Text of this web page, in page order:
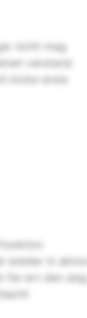
nicht mag
verstand
kicke erste
in aktion
fei-ert den sieg